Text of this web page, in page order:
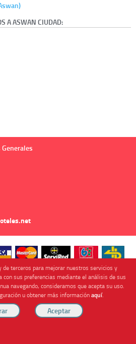
A ASWAN CIUDAD:
de terceros para mejorar nuestros servicios y
con sus preferencias mediante el análisis de sus
navegando, consideramos que acepta su uso.
u obtener más informaciónaquí.